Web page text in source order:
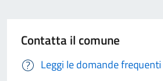
Contatta il comune
Leggi le domande frequenti